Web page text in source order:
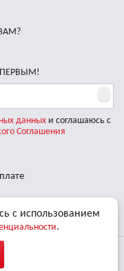
ПЕРВЫМ!
данныхи соглашаюсь с
Соглашения
с использованием
.